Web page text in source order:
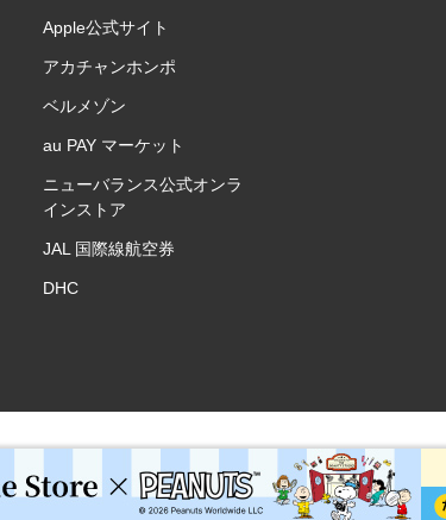
Apple公式サイト
アカチャンホンポ
ベルメゾン
au PAY マーケット
ニューバランス公式オンラ
インストア
JAL 国際線航空券
DHC